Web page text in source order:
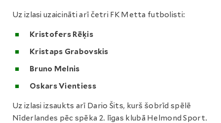
Uz izlasi uzaicināti arī četri FK Metta futbolisti:
Kristofers Rēķis
Kristaps Grabovskis
Bruno Melnis
Oskars Vientiess
Uz izlasi izsaukts arī Dario Šits, kurš šobrīd spēlē
Nīderlandes pēc spēka 2. līgas klubā Helmond Sport.